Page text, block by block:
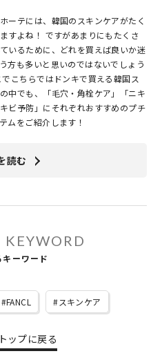
ーテには、韓国のスキンケアがたく
すよね！ ですがあまりにもたくさ
いるために、どれを買えば良いか迷
方も多いと思いのではないでしょう
こちらではドンキで買える韓国ス
中でも、「毛穴・角栓ケア」「ニキ
ビ予防」にそれぞれおすすめのプチ
ムをご紹介します！
読む
KEYWORD
キーワード
FANCL スキンケア
ップに戻る